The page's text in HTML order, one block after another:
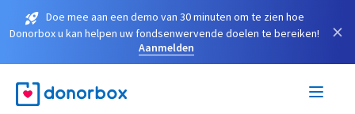
Doe mee aan een demo van 30 minuten om te zien hoe
Donorbox u kan helpen uw fondsenwervende doelen te bereiken!
Aanmelden
×